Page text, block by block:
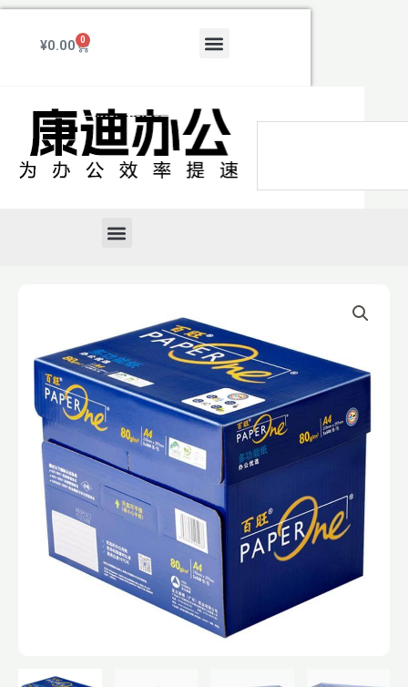
跳
¥0.00 0
Cart Menu
Menu